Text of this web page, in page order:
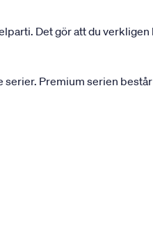
Det gör att du
Premium serien